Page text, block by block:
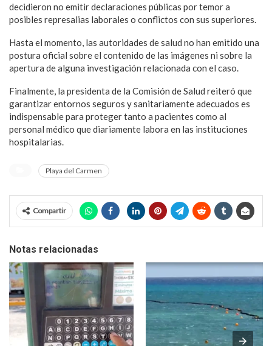
decidieron no emitir declaraciones públicas por temor a
posibles represalias laborales o conflictos con sus superiores.
Hasta el momento, las autoridades de salud no han emitido una
postura oficial sobre el contenido de las imágenes ni sobre la
apertura de alguna investigación relacionada con el caso.
Finalmente, la presidenta de la Comisión de Salud reiteró que
garantizar entornos seguros y sanitariamente adecuados es
indispensable para proteger tanto a pacientes como al
personal médico que diariamente labora en las instituciones
hospitalarias.
Playa del Carmen
Compartir
Notas relacionadas